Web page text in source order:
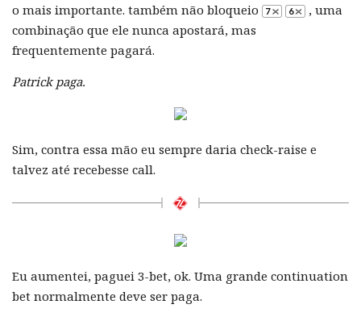
o mais importante. também não bloqueio
, uma
combinação que ele nunca apostará, mas
frequentemente pagará.
Patrick paga.
Sim, contra essa mão eu sempre daria check-raise e
talvez até recebesse call.
Eu aumentei, paguei 3-bet, ok. Uma grande continuation
bet normalmente deve ser paga.